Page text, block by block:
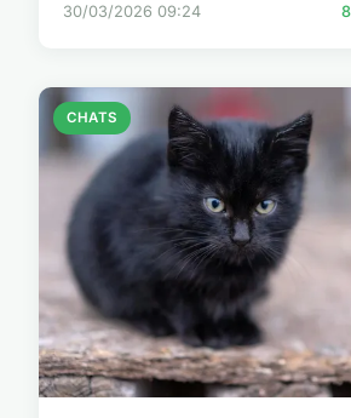
30/03/2026 09:24
CHATS